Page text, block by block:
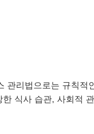
관리법으로는 규칙적
한 식사 습관, 사회적